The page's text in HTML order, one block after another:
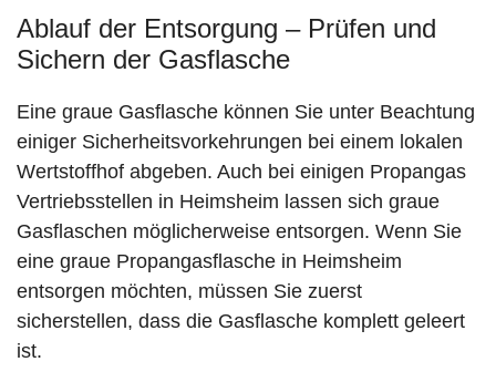
Ablauf der Entsorgung – Prüfen und
Sichern der Gasflasche
Eine graue Gasflasche können Sie unter Beachtung
einiger Sicherheitsvorkehrungen bei einem lokalen
Wertstoffhof abgeben. Auch bei einigen Propangas
Vertriebsstellen in Heimsheim lassen sich graue
Gasflaschen möglicherweise entsorgen. Wenn Sie
eine graue Propangasflasche in Heimsheim
entsorgen möchten, müssen Sie zuerst
sicherstellen, dass die Gasflasche komplett geleert
ist.